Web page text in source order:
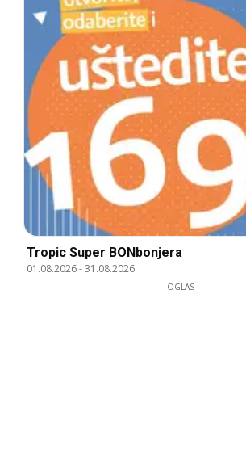
Tropic Super BONbonjera
01.08.2026-31.08.2026
OGLAS